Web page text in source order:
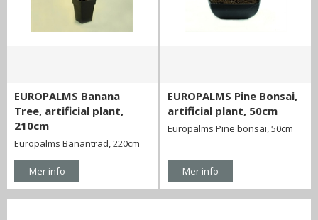
EUROPALMS Banana
Tree, artificial plant,
210cm
Europalms Bananträd, 220cm
Mer info
EUROPALMS Pine Bonsai,
artificial plant, 50cm
Europalms Pine bonsai, 50cm
Mer info